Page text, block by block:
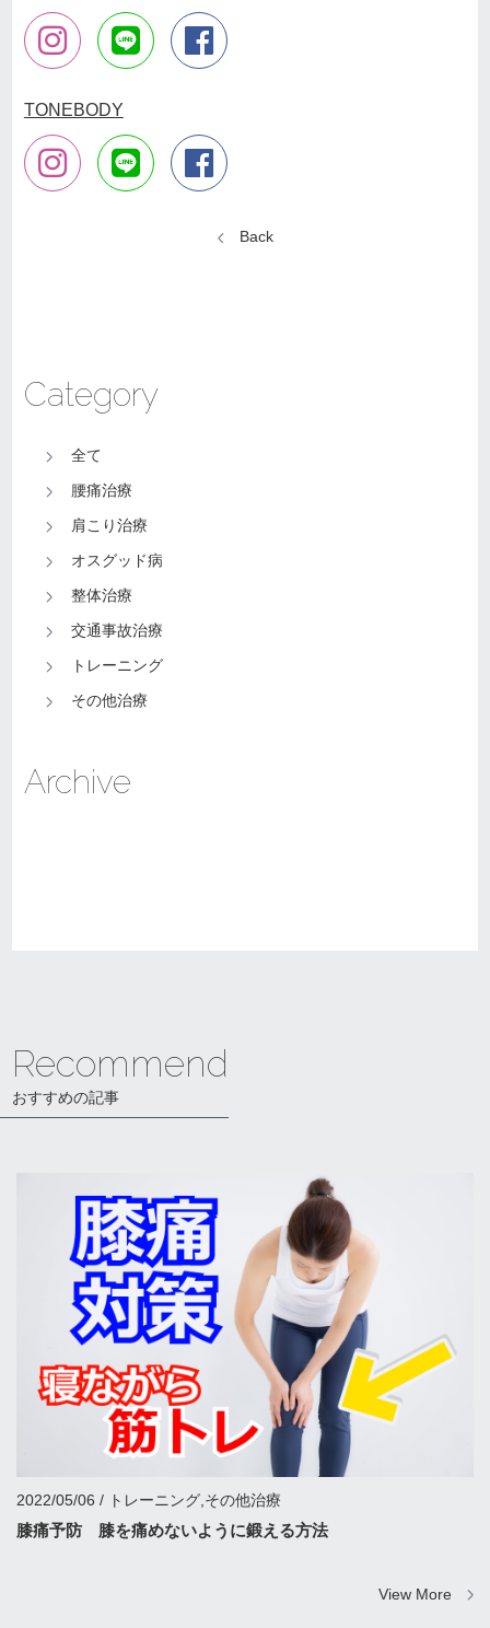
TONEBODY
Back
Category
全て
腰痛治療
肩こり治療
オスグッド病
整体治療
交通事故治療
トレーニング
その他治療
Archive
Recommend
おすすめの記事
2022/05/06 / トレーニング,その他治療
膝痛予防 膝を痛めないように鍛える方法
View More